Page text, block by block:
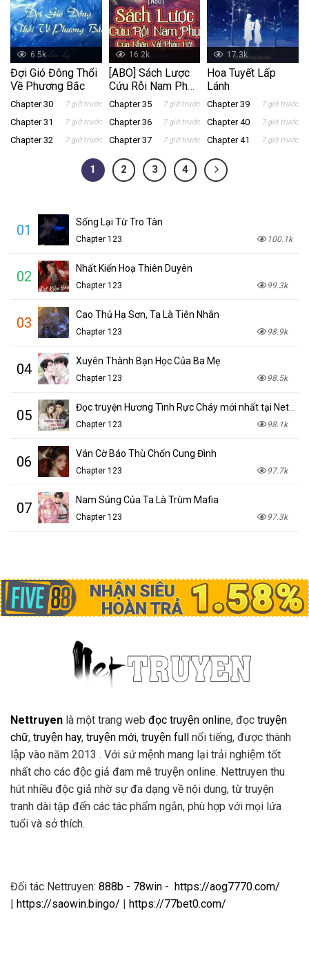
6.5k
Đợi Gió Đông Thổi
Về Phương Bắc
Chapter 30 7 giờ trước
Chapter 31 7 giờ trước
Chapter 32 7 giờ trước
16.2k
[ABO] Sách Lược
Cứu Rỗi Nam Phụ
Của Nhân Vật
Pháo Hôi
Chapter 35 7 giờ trước
Chapter 36 7 giờ trước
Chapter 37 7 giờ trước
17.3k
Hoa Tuyết Lấp
Lánh
Chapter 39 7 giờ trước
Chapter 40 7 giờ trước
Chapter 41 7 giờ trước
1 2 3 4
01 Sống Lại Từ Tro Tàn
Chapter 123 100.1k
02 Nhất Kiến Hoạ Thiên Duyên
Chapter 123 99.3k
03 Cao Thủ Hạ Sơn, Ta Là Tiên Nhân
Chapter 123 98.9k
04 Xuyên Thành Bạn Học Của Ba Mẹ
Chapter 123 98.5k
05
Chapter 123 98.1k
06 Ván Cờ Báo Thù Chốn Cung Đình
Chapter 123 97.7k
07 Nam Sủng Của Ta Là Trùm Mafia
Chapter 123 97.3k
Nettruyen là một trang web đọc truyện online, đọc truyện
chữ, truyện hay, truyện mới, truyện full nổi tiếng, được thành
lập vào năm 2013 . Với sứ mệnh mang lại trải nghiệm tốt
nhất cho các độc giả đam mê truyện online. Nettruyen thu
hút nhiều độc giả nhờ sự đa dạng về nội dung, từ truyện
tranh dài tập đến các tác phẩm ngắn, phù hợp với mọi lứa
tuổi và sở thích.
Đối tác Nettruyen: 888b - 78win - https://aog7770.com/
| https://saowin.bingo/ | https://77bet0.com/